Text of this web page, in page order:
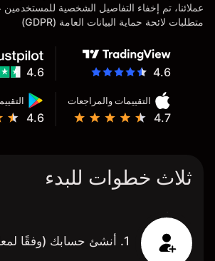
عملائنا، تم إخفاء التفاصيل الشخصية
متطلبات لائحة حماية البيانات العامة (GDPR)
4.6
التقييمات والمراجعات
4.7
4.6
4.6
ثلاث خطوات للبدء
1. أنشئ حسابك (وفقًا لمعايير الأهلية)